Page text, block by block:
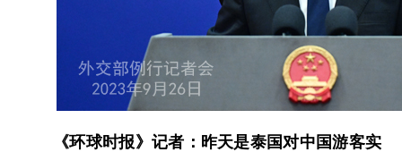
《环球时报》记者：昨天是泰国对中国游客实